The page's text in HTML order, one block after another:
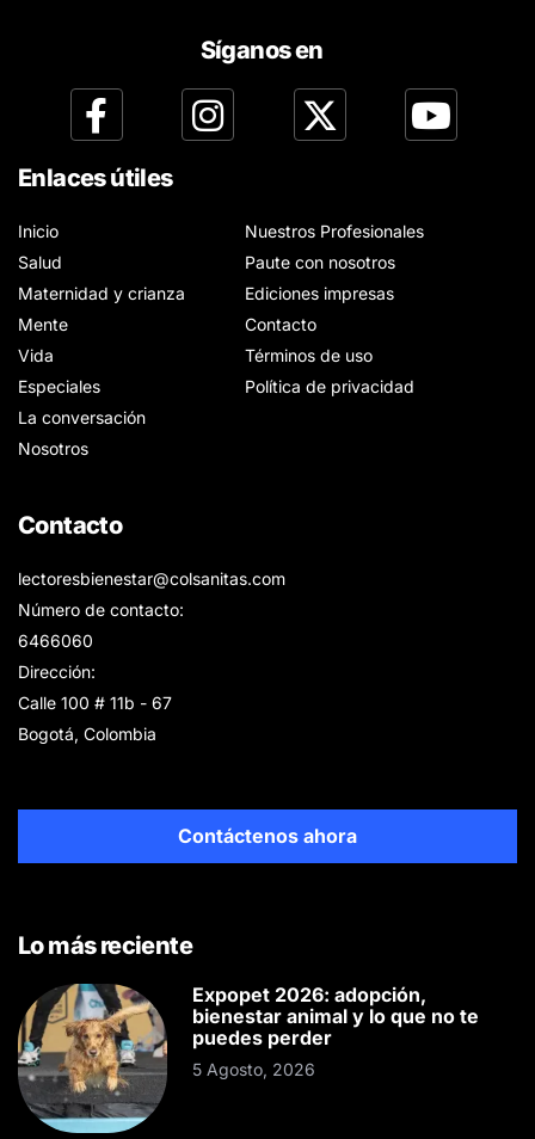
Síganos en
Enlaces útiles
Inicio
Salud
Maternidad y crianza
Mente
Vida
Especiales
La conversación
Nosotros
Nuestros Profesionales
Paute con nosotros
Ediciones impresas
Contacto
Términos de uso
Política de privacidad
Contacto
lectoresbienestar@colsanitas.com
Número de contacto:
6466060
Dirección:
Calle 100 # 11b - 67
Bogotá, Colombia
Contáctenos ahora
Lo más reciente
Expopet 2026: adopción,
bienestar animal y lo que no te
puedes perder
5 Agosto, 2026